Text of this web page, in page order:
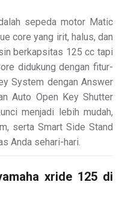
sepeda motor Matic
core yang irit, halus, dan
berkapsitas 125 cc tapi
didukung dengan fitur-
System dengan Answer
Auto Open Key Shutter
menjadi lebih mudah,
serta Smart Side Stand
Anda sehari-hari.
xride 125 di